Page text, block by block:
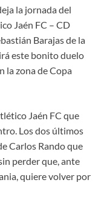
la jornada del
Jaén FC – CD
Barajas de la
este bonito duelo
la zona de Copa
Jaén FC que
Los dos últimos
Carlos Rando que
perder que, ante
quiere volver por